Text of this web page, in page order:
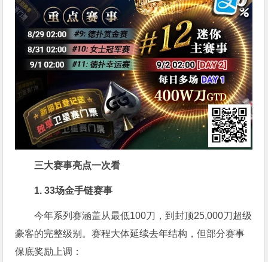
三大赛事亮点一次看
1. 33场金手链赛事
今年系列赛涵盖从最低100刀，到封顶25,000刀超级
豪客的完整级别。赛程大体延续去年结构，但部分赛事
保底奖励上调：